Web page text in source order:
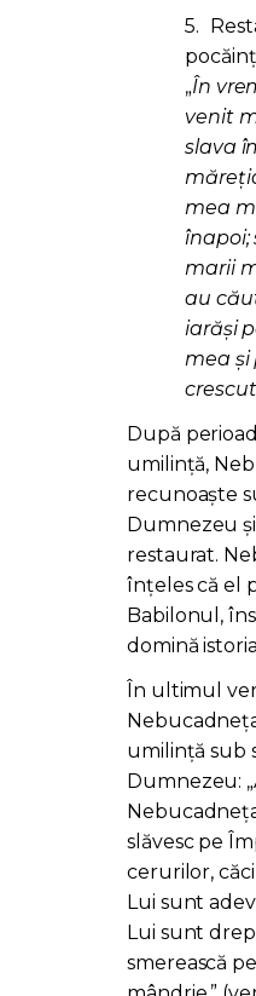
5.
„În
venit
slava
mea
înapoi;
marii
au
iarăşi
mea
După
umilință,
recunoaște
Dumnezeu
restaurat.
înțeles că el
Babilonul,
domină
În ultimul
umilință sub
Dumnezeu:
slăvesc pe
cerurilor,
Lui sunt
Lui sunt
smerească